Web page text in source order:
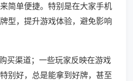
简单便捷。特别是在大家手机
型，提升游戏体验，避免影响
买渠道；一些玩家反映在游戏
别好，总是能拿到好牌，甚至